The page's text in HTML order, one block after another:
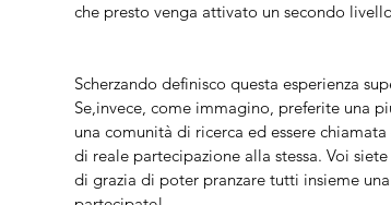
che presto venga attivato un secondo
Scherzando definisco questa esperienza
Se,invece, come immagino, preferite una
una comunità di ricerca ed essere
di reale partecipazione alla stessa. Voi
di grazia di poter pranzare tutti insieme